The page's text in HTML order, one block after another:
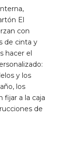
El
con
de cinta y
hacer el
y los
los
fijar a la caja
de